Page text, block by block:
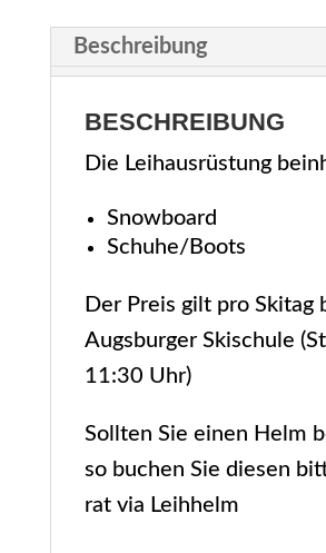
Beschreibung
BESCHREIBUNG
Die Leih­aus­rüs­tung
Snow­board
Schuhe/Boots
Der Preis gilt pro Ski­tag
Augs­bur­ger Ski­schu­le
11:30 Uhr)
Soll­ten Sie einen Helm
so buchen Sie die­sen
rat via Leihhelm